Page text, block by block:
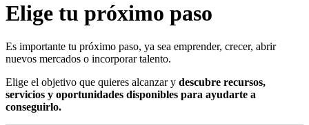
Elige tu próximo paso
Es importante tu próximo paso, ya sea emprender, crecer, abrir
nuevos mercados o incorporar talento.
Elige el objetivo que quieres alcanzar y descubre recursos,
servicios y oportunidades disponibles para ayudarte a
conseguirlo.